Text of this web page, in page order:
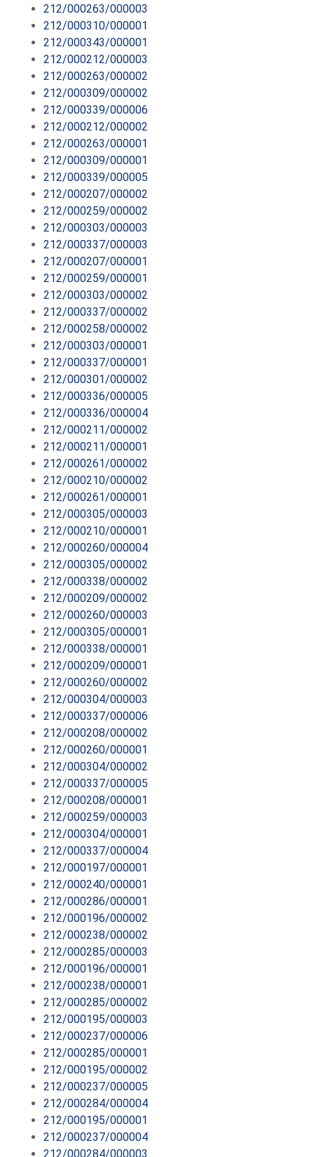
212/000263/000003
212/000310/000001
212/000343/000001
212/000212/000003
212/000263/000002
212/000309/000002
212/000339/000006
212/000212/000002
212/000263/000001
212/000309/000001
212/000339/000005
212/000207/000002
212/000259/000002
212/000303/000003
212/000337/000003
212/000207/000001
212/000259/000001
212/000303/000002
212/000337/000002
212/000258/000002
212/000303/000001
212/000337/000001
212/000301/000002
212/000336/000005
212/000336/000004
212/000211/000002
212/000211/000001
212/000261/000002
212/000210/000002
212/000261/000001
212/000305/000003
212/000210/000001
212/000260/000004
212/000305/000002
212/000338/000002
212/000209/000002
212/000260/000003
212/000305/000001
212/000338/000001
212/000209/000001
212/000260/000002
212/000304/000003
212/000337/000006
212/000208/000002
212/000260/000001
212/000304/000002
212/000337/000005
212/000208/000001
212/000259/000003
212/000304/000001
212/000337/000004
212/000197/000001
212/000240/000001
212/000286/000001
212/000196/000002
212/000238/000002
212/000285/000003
212/000196/000001
212/000238/000001
212/000285/000002
212/000195/000003
212/000237/000006
212/000285/000001
212/000195/000002
212/000237/000005
212/000284/000004
212/000195/000001
212/000237/000004
212/000284/000003